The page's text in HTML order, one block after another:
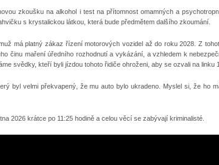
zkoušku na alkohol i test na přítomnost omamných a
s krystalickou látkou, která bude předmětem dalšího zkoumání.
má platný zákaz řízení motorových vozidel až do roku 2028. Z
činu maření úředního rozhodnutí a vykázání, a vzhledem k
svědky, kteří byli jízdou tohoto řidiče ohroženi, aby se ozvali na linku
byl velmi překvapený, že mu auto bylo ukradeno. Myslel si, že ho
2026 krátce po 11:25 hodině a celou věcí se zabývají kriminalisté.